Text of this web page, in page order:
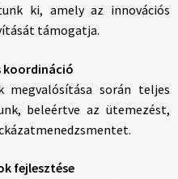
ki, amely az innovációs
támogatja.
koordináció
megvalósítása során teljes
beleértve az ütemezést,
fejlesztése